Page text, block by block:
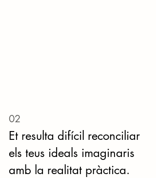
02
Et resulta difícil reconciliar
els teus ideals imaginaris
amb la realitat pràctica.